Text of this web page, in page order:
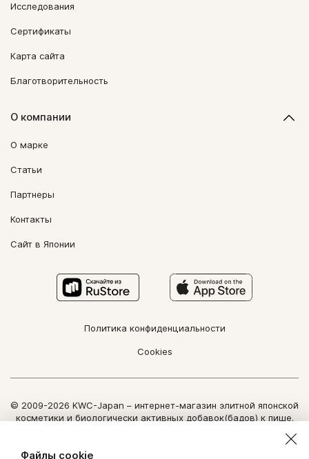
Исследования
Сертификаты
Карта сайта
Благотворительность
О компании
О марке
Статьи
Партнеры
Контакты
Сайт в Японии
Политика конфиденциальности
Cookies
© 2009-2026 KWC-Japan – интернет-магазин элитной японской
косметики и биологически активных добавок(бадов) к пище.
Использование информации сайта возможно только по
Файлы cookie